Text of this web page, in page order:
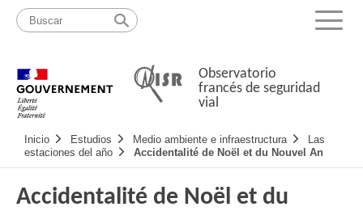
Pasar
contenido
Mapa
web
Menu
Observatorio
francés de seguridad
vial
Navigation
principale
Inicio Estudios Medio ambiente e infraestructura
Las
estaciones del año
Accidentalité de Noël et du Nouvel An
Accidentalité de Noël et du